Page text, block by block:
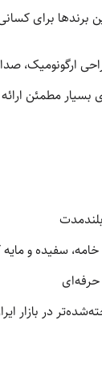
برندها برای
ارگونومیک،
بسیار مطمئن
سفیده و
در بازار